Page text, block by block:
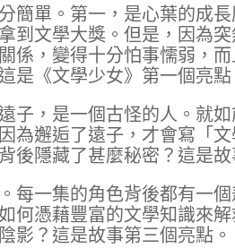
簡單。第一，是心葉的成
到文學大獎。但是，因為
係，變得十分怕事懦弱，而
是《文學少女》第一個亮點
子，是一個古怪的人。就
為邂逅了遠子，才會寫「
後隱藏了甚麼秘密？這是故
每一集的角色背後都有一
何憑藉豐富的文學知識來
影？這是故事第三個亮點。